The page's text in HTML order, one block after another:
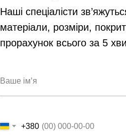
Наші спеціалісти
матеріали, розміри,
прорахунок всього за 5
+380